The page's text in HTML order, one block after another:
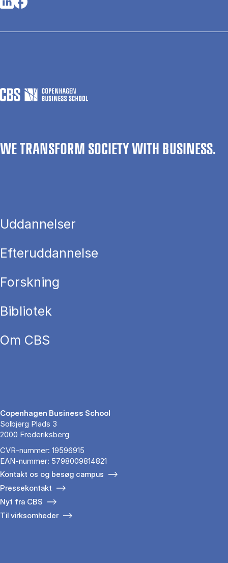
WE TRANSFORM SOCIETY WITH BUSINESS.
Uddannelser
Efteruddannelse
Forskning
Bibliotek
Om CBS
Copenhagen Business School
Solbjerg Plads 3
2000 Frederiksberg
CVR-nummer: 19596915
EAN-nummer: 5798009814821
Kontakt os og besøg campus
Pressekontakt
Nyt fra CBS
Til virksomheder